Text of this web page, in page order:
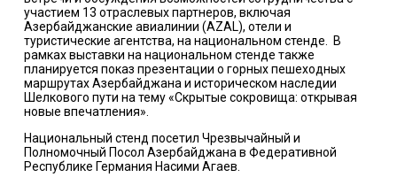
участием 13 отраслевых партнеров, включая
Азербайджанские авиалинии (AZAL), отели и
туристические агентства, на национальном стенде. В
рамках выставки на национальном стенде также
планируется показ презентации о горных пешеходных
маршрутах Азербайджана и историческом наследии
Шелкового пути на тему «Скрытые сокровища: открывая
новые впечатления».
Национальный стенд посетил Чрезвычайный и
Полномочный Посол Азербайджана в Федеративной
Республике Германия Насими Агаев.